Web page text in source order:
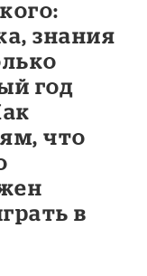
знания
год
что
в